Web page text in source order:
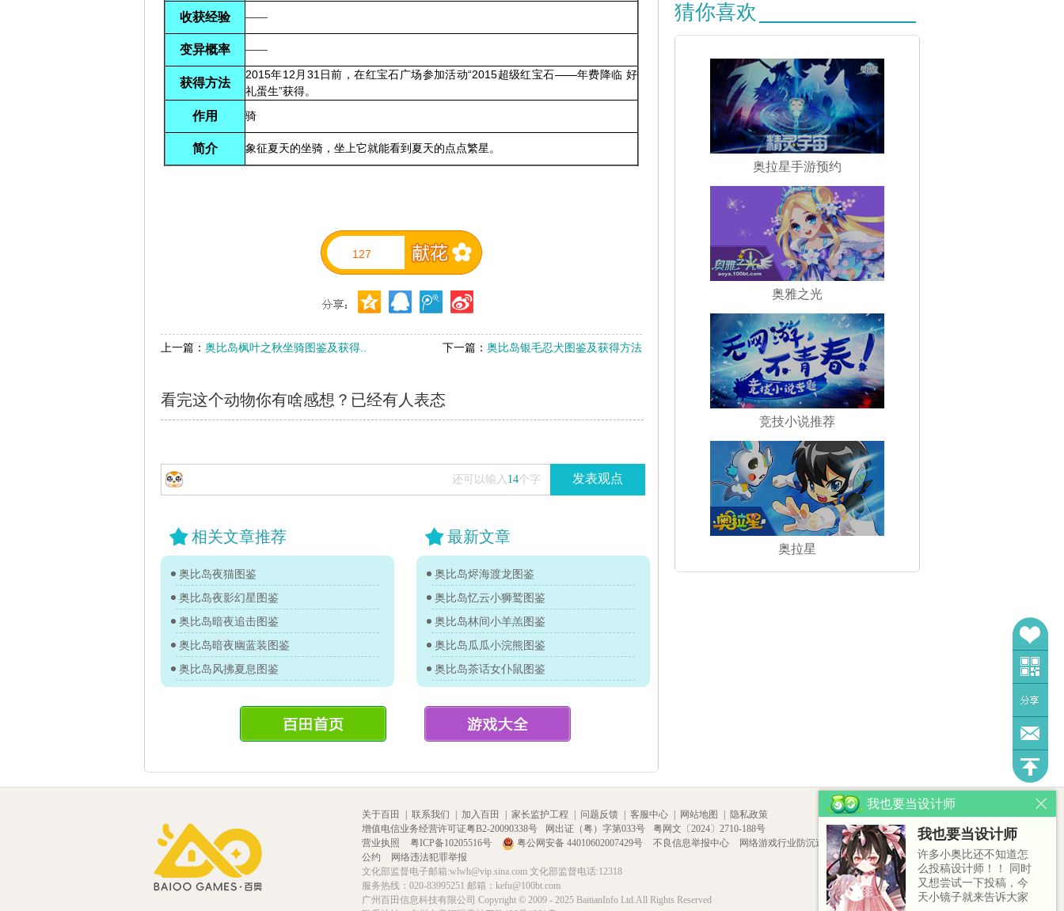
收获经验 ——
变异概率 ——
获得方法
2015年12月31日前，在红宝石广场参加活动“2015超级红宝石——年费降临 好
礼蛋生”获得。
作用 骑
简介 象征夏天的坐骑，坐上它就能看到夏天的点点繁星。
127
上一篇： 奥比岛枫叶之秋坐骑图鉴及获得.. 下一篇： 奥比岛银毛忍犬图鉴及获得方法
看完这个动物你有啥感想？已经有人表态
还可以输入 14个字 发表观点
相关文章推荐
奥比岛夜猫图鉴
奥比岛夜影幻星图鉴
奥比岛暗夜追击图鉴
奥比岛暗夜幽蓝装图鉴
奥比岛风拂夏息图鉴
最新文章
奥比岛烬海渡龙图鉴
奥比岛忆云小狮鹫图鉴
奥比岛林间小羊羔图鉴
奥比岛瓜瓜小浣熊图鉴
奥比岛茶话女仆鼠图鉴
猜你喜欢
奥拉星手游预约
奥雅之光
竞技小说推荐
奥拉星
关于百田 联系我们 加入百田 家长监护工程 问题反馈 客服中心 网站地图
隐私政策
增值电信业务经营许可证粤B2-20090338号
网出证（粤）字第033号
粤网文〔2024〕2710-188号
营业执照
粤ICP备10205516号 粤公网安备 44010602007429号 不良信息举报中心
网络游戏行业防沉迷自律
公约
网络违法犯罪举报
文化部监督电子邮箱:wlwh@vip.sina.com 文化部监督电话:12318
服务热线：020-83995251 邮箱：kefu@100bt.com
广州百田信息科技有限公司 Copyright © 2009 - 2025 BaitianInfo Ltd.All Rights Reserved
我也要当设计师
我也要当设计师
许多小奥比还不知道怎
么投稿设计师！！ 同时
又想尝试一下投稿，今
天小镜子就来告诉大家